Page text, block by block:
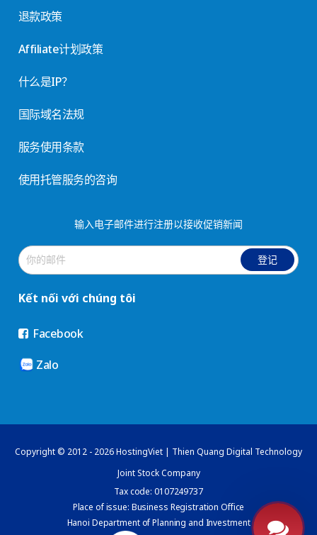
退款政策
Affiliate计划政策
什么是IP？
国际域名法规
服务使用条款
使用托管服务的咨询
输入电子邮件进行注册以接收促销新闻
登记
Kết nối với chúng tôi
Facebook
Zalo
Copyright © 2012 - 2026 HostingViet | Thien Quang Digital Technology
Joint Stock Company
Tax code: 0107249737
Place of issue: Business Registration Office
Hanoi Department of Planning and Investment